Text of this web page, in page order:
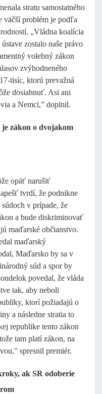
stratu samostatného
väčší problém je podľa
„Vládna koalícia
zostalo naše právo
volebný zákon
zvýhodneného
tisíc, ktorú prevažná
dosiahnuť. Asi ani
a Nemci,” doplnil.
zákon o dvojakom
opäť narušiť
tvrdí, že podnikne
v prípade, že
a bude diskriminovať
maďarské občianstvo.
maďarský
Maďarsko by sa v
súd a spor by
povedal, že vláda
tak, aby neboli
ktorí požiadajú o
a následne stratia to
republike tento zákon
tam platí zákon, na
spresnil premiér.
ak SR odoberie